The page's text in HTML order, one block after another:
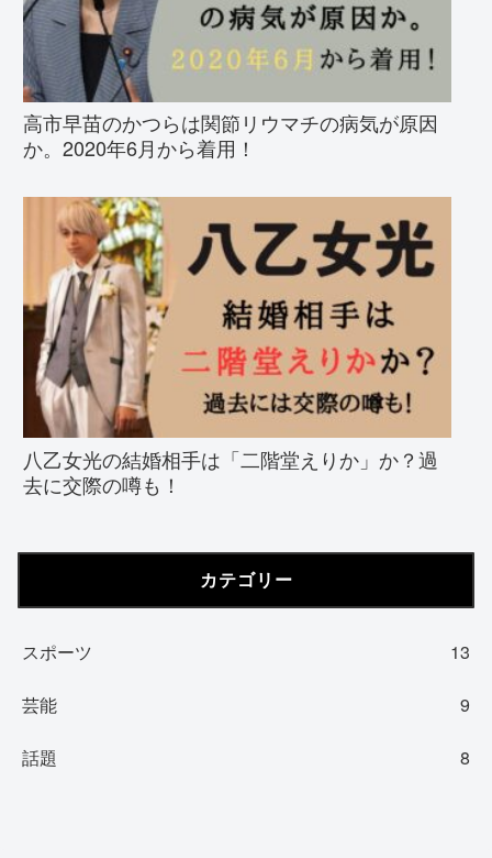
高市早苗のかつらは関節リウマチの病気が原因
か。2020年6月から着用！
八乙女光の結婚相手は「二階堂えりか」か？過
去に交際の噂も！
カテゴリー
スポーツ 13
芸能 9
話題 8